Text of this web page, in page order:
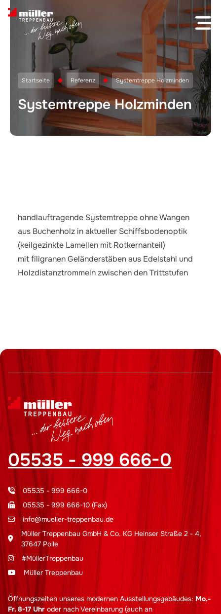
Startseite Referenz Systemtreppe Holzminden
Systemtreppe Holzminden
handlauftragende Systemtreppe ohne Wangen
aus Buchenholz in aktueller Schiffsbodenoptik
(keilgezinkte Lamellen mit Rotkernanteil)
mit filigranen Geländerstäben aus Edelstahl und
Holzdistanztrommeln zwischen den Trittstufen
05535 - 999 666-0
05535 - 999 666-0
05535 - 999 666-10 (Fax)
info@mueller-treppenbau.de
Müller Treppenbau GmbH & Co. KG Heinser Straße 2 - 4,
37647 Polle
#MüllerTreppenbau
Müller Treppenbau
Öffnungszeiten unseres modernen Ausstellungsgebäudes: Mo.-
Fr. 8-17 Uhr oder nach Vereinbarung (auch an